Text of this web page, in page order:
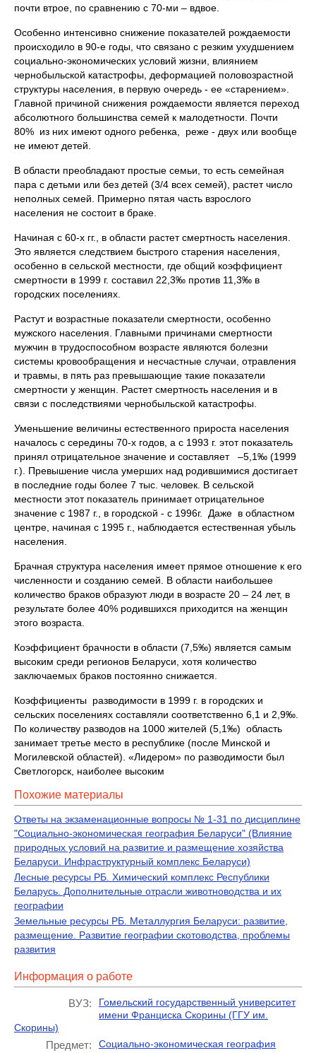
почти втрое, по сравнению с 70-ми – вдвое.
Особенно интенсивно снижение показателей рождаемости
происходило в 90-е годы, что связано с резким ухудшением
социально-экономических условий жизни, влиянием
чернобыльской катастрофы, деформацией половозрастной
структуры населения, в первую очередь - ее «старением».
Главной причиной снижения рождаемости является переход
абсолютного большинства семей к малодетности. Почти
80% из них имеют одного ребенка, реже - двух или вообще
не имеют детей.
В области преобладают простые семьи, то есть семейная
пара с детьми или без детей (3/4 всех семей), растет число
неполных семей. Примерно пятая часть взрослого
населения не состоит в браке.
Начиная с 60-х гг., в области растет смертность населения.
Это является следствием быстрого старения населения,
особенно в сельской местности, где общий коэффициент
смертности в 1999 г. составил 22,3‰ против 11,3‰ в
городских поселениях.
Растут и возрастные показатели смертности, особенно
мужского населения. Главными причинами смертности
мужчин в трудоспособном возрасте являются болезни
системы кровообращения и несчастные случаи, отравления
и травмы, в пять раз превышающие такие показатели
смертности у женщин. Растет смертность населения и в
связи с последствиями чернобыльской катастрофы.
Уменьшение величины естественного прироста населения
началось с середины 70-х годов, а с 1993 г. этот показатель
принял отрицательное значение и составляет –5,1‰ (1999
г.). Превышение числа умерших над родившимися достигает
в последние годы более 7 тыс. человек. В сельской
местности этот показатель принимает отрицательное
значение с 1987 г., в городской - с 1996г. Даже в областном
центре, начиная с 1995 г., наблюдается естественная убыль
населения.
Брачная структура населения имеет прямое отношение к его
численности и созданию семей. В области наибольшее
количество браков образуют люди в возрасте 20 – 24 лет, в
результате более 40% родившихся приходится на женщин
этого возраста.
Коэффициент брачности в области (7,5‰) является самым
высоким среди регионов Беларуси, хотя количество
заключаемых браков постоянно снижается.
Коэффициенты разводимости в 1999 г. в городских и
сельских поселениях составляли соответственно 6,1 и 2,9‰.
По количеству разводов на 1000 жителей (5,1‰) область
занимает третье место в республике (после Минской и
Могилевской областей). «Лидером» по разводимости был
Светлогорск, наиболее высоким
Похожие материалы
Ответы на экзаменационные вопросы № 1-31 по дисциплине
"Социально-экономическая география Беларуси" (Влияние
природных условий на развитие и размещение хозяйства
Беларуси. Инфраструктурный комплекс Беларуси)
Лесные ресурсы РБ. Химический комплекс Республики
Беларусь. Дополнительные отрасли животноводства и их
географии
Земельные ресурсы РБ. Металлургия Беларуси: развитие,
размещение. Развитие географии скотоводства, проблемы
развития
Информация о работе
ВУЗ:
Гомельский государственный университет
имени Франциска Скорины (ГГУ им.
Скорины)
Предмет:
Социально-экономическая география